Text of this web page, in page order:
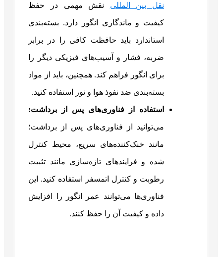
نقل بین المللی نقش مهمی در حفظ
کیفیت و ماندگاری انگور دارد. بسته‌بندی
استاندارد باید حافظت کافی را در برابر
ضربه، فشار و آسیب‌های فیزیکی دیگر را
برای انگور فراهم کند. همچنین، باید از مواد
بسته‌بندی ضد نفوذ هوا و نور استفاده کنید.
استفاده از فناوری‌های پس از برداشت:
می‌توانید از فناوری‌های پس از برداشت؛
مانند خنک‌کننده‌های سریع، محیط کنترل
شده و فرایندهای تازه‌سازی مانند تثبیت
رطوبت و کنترل اتمسفر استفاده کنید. این
فناوری‌ها می‌توانند عمر انگور را افزایش
داده و کیفیت آن را حفظ کنند.